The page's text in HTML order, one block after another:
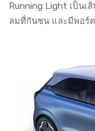
Running Light เป็นเ
ลมที่กันชน และมีพอร์